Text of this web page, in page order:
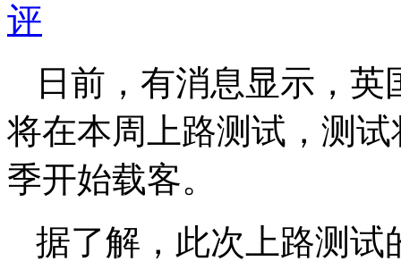
评
日前，有消息显示，
将在本周上路测试，测
季开始载客。
据了解，此次上路测试